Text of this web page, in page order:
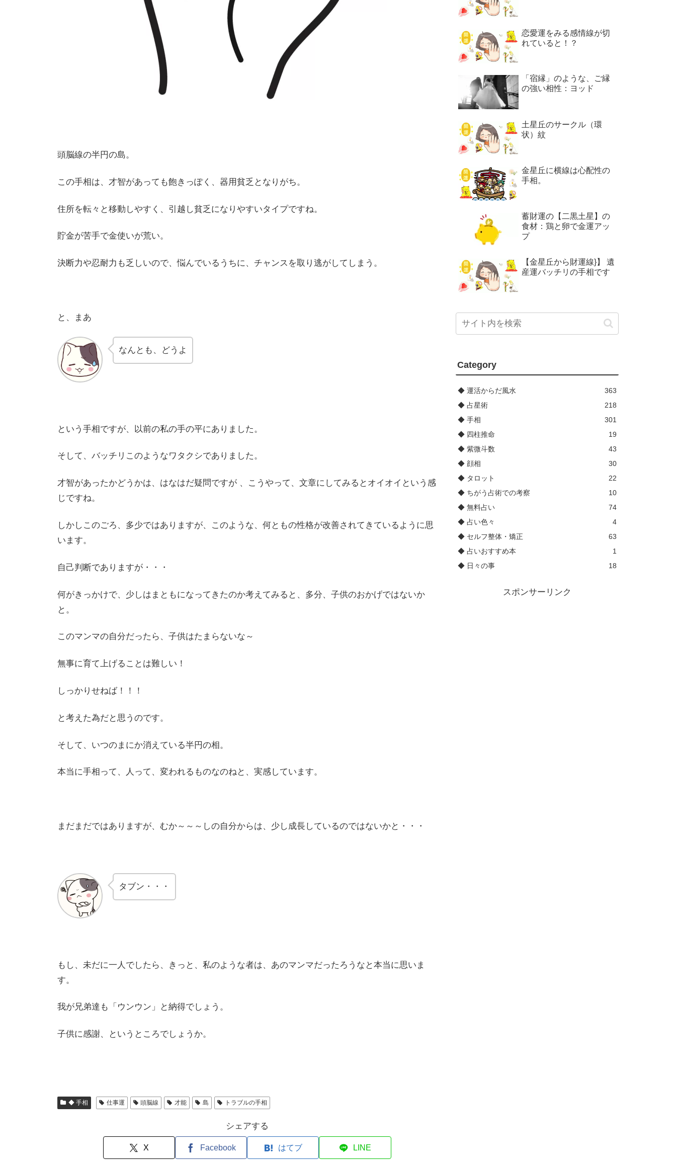
頭脳線の半円の島。
この手相は、才智があっても飽きっぽく、器用貧乏となりがち。
住所を転々と移動しやすく、引越し貧乏になりやすいタイプですね。
貯金が苦手で金使いが荒い。
決断力や忍耐力も乏しいので、悩んでいるうちに、チャンスを取り逃がしてしまう。
と、まあ
なんとも、どうよ
という手相ですが、以前の私の手の平にありました。
そして、バッチリこのようなワタクシでありました。
才智があったかどうかは、はなはだ疑問ですが 、こうやって、文章にしてみるとオイオイという感
じですね。
しかしこのごろ、多少ではありますが、このような、何ともの性格が改善されてきているように思
います。
自己判断でありますが・・・
何がきっかけで、少しはまともになってきたのか考えてみると、多分、子供のおかげではないか
と。
このマンマの自分だったら、子供はたまらないな～
無事に育て上げることは難しい！
しっかりせねば！！！
と考えた為だと思うのです。
そして、いつのまにか消えている半円の相。
本当に手相って、人って、変われるものなのねと、実感しています。
まだまだではありますが、むか～～～しの自分からは、少し成長しているのではないかと・・・
タブン・・・
もし、未だに一人でしたら、きっと、私のような者は、あのマンマだったろうなと本当に思いま
す。
我が兄弟達も「ウンウン」と納得でしょう。
子供に感謝、というところでしょうか。
◆ 手相 仕事運 頭脳線 才能 島 トラブルの手相
シェアする
X Facebook はてブ LINE
恋愛運をみる感情線が切
れていると！？
「宿縁」のような、ご縁
の強い相性：ヨッド
土星丘のサークル（環
状）紋
金星丘に横線は心配性の
手相。
蓄財運の【二黒土星】の
食材：鶏と卵で金運アッ
プ
【金星丘から財運線}】 遺
産運バッチリの手相です
Category
◆ 運活からだ風水
363
◆ 占星術
218
◆ 手相
301
◆ 四柱推命
19
◆ 紫微斗数
43
◆ 顔相
30
◆ タロット
22
◆ ちがう占術での考察
10
◆ 無料占い
74
◆ 占い色々
4
◆ セルフ整体・矯正
63
◆ 占いおすすめ本
1
◆ 日々の事
18
スポンサーリンク